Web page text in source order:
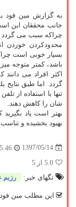
به گزارش مین فود
جانب محققان این
چراكه سبب می گردد فرد ۲۵ درصد بیش از نیازش
محدودكردن خوردن
بسیار خوبی است
باشد، كمتر متوجه
اكثر افراد می دانند
گردد. اما طبق نتایج
شان را كاهش دهند.
بهتر است یاد بگیرید
بهبود بخشیده و
1397/05/14
5.0 از 5
تگهای خبر:
رژیم
این مطلب مین فود